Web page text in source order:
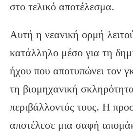
στο τελικό αποτέλεσμα.
Αυτή η νεανική ορμή
κατάλληλο μέσο για τη
ήχου που αποτυπώνει τον
τη βιομηχανική
περιβάλλοντός τους. Η
αποτέλεσε μια σαφή